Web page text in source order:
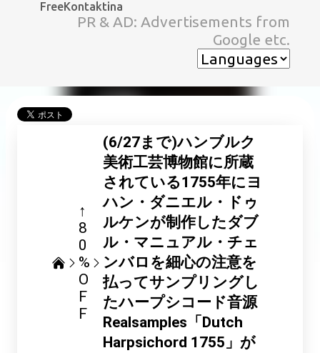
スキップしてメイン コンテンツに移動
FreeKontaktina
PR & AD: Advertisements from
Google etc.
↑
8
0
%
O
F
F
(6/27まで)ハンブルク
美術工芸博物館に所蔵
されている1755年にヨ
ハン・ダニエル・ドゥ
ルケンが制作したダブ
ル・マニュアル・チェ
ンバロを細心の注意を
払ってサンプリングし
たハープシコード音源
Realsamples「Dutch
Harpsichord 1755」が